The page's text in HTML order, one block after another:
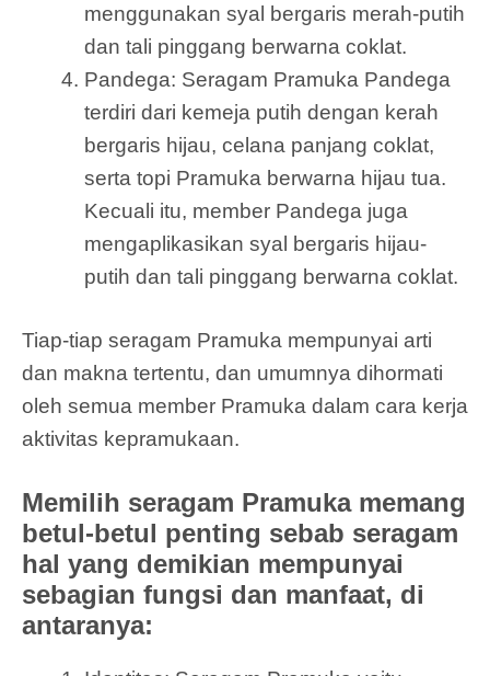
menggunakan syal bergaris merah-putih
dan tali pinggang berwarna coklat.
Pandega: Seragam Pramuka Pandega
terdiri dari kemeja putih dengan kerah
bergaris hijau, celana panjang coklat,
serta topi Pramuka berwarna hijau tua.
Kecuali itu, member Pandega juga
mengaplikasikan syal bergaris hijau-
putih dan tali pinggang berwarna coklat.
Tiap-tiap seragam Pramuka mempunyai arti
dan makna tertentu, dan umumnya dihormati
oleh semua member Pramuka dalam cara kerja
aktivitas kepramukaan.
Memilih seragam Pramuka memang
betul-betul penting sebab seragam
hal yang demikian mempunyai
sebagian fungsi dan manfaat, di
antaranya: